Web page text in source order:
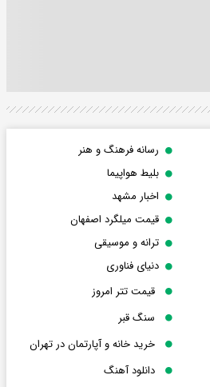
رسانه فرهنگ و هنر
بلیط هواپیما
اخبار مشهد
قیمت میلگرد اصفهان
ترانه و موسیقی
دنیای فناوری
قیمت تتر امروز
سنگ قبر
خرید خانه و آپارتمان در تهران
دانلود آهنگ